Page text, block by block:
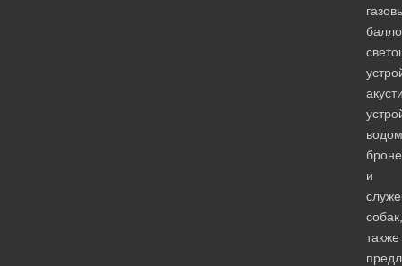
и
также